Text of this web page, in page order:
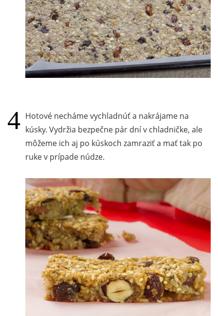
Hotové necháme vychladnúť a nakrájame na
kúsky. Vydržia bezpečne pár dní v chladničke, ale
môžeme ich aj po kúskoch zamraziť a mať tak po
ruke v prípade núdze.